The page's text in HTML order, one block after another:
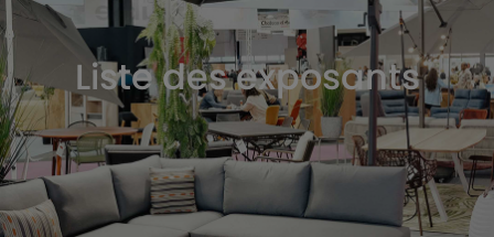
Liste des exposants